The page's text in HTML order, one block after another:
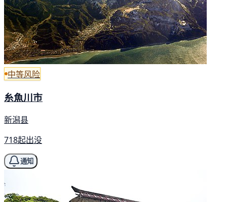
中等风险
糸魚川市
新潟县
718起出没
通知